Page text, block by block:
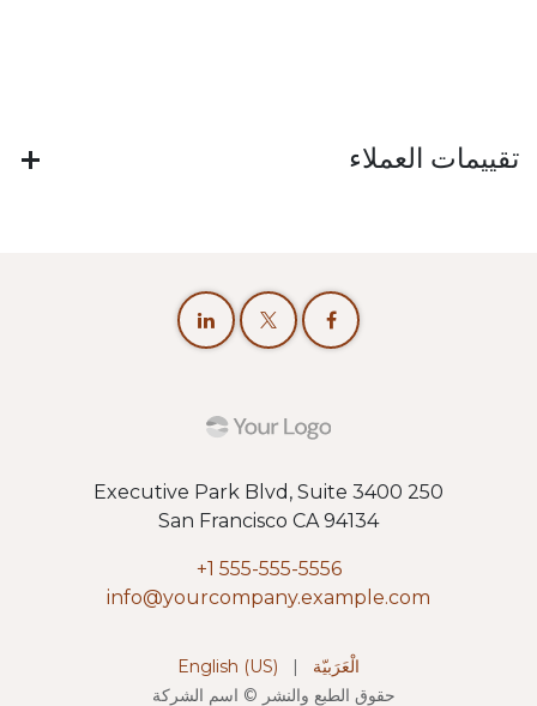
تقييمات العملاء
250 Executive Park Blvd, Suite 3400
San Francisco CA 94134
+1 555-555-5556
info@yourcompany.example.com
حقوق الطبع والنشر © اسم الشركة
الْعَرَبيّة English (US)